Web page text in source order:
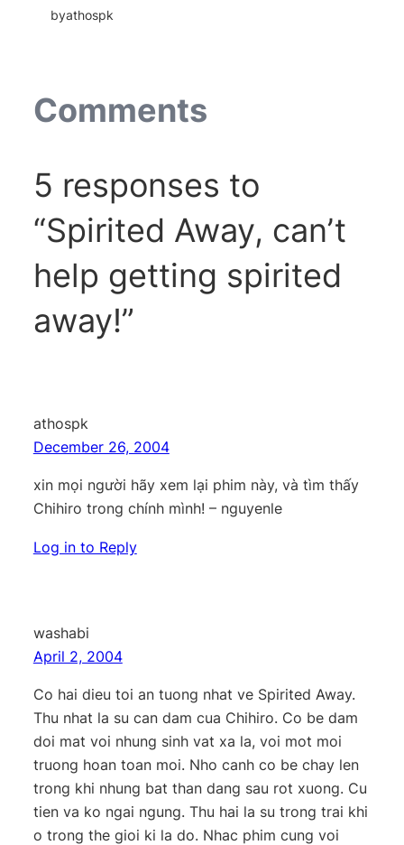
byathospk
Comments
5 responses to
“Spirited Away, can’t
help getting spirited
away!”
athospk
December 26, 2004
xin mọi người hãy xem lại phim này, và tìm thấy
Chihiro trong chính mình! – nguyenle
Log in to Reply
washabi
April 2, 2004
Co hai dieu toi an tuong nhat ve Spirited Away.
Thu nhat la su can dam cua Chihiro. Co be dam
doi mat voi nhung sinh vat xa la, voi mot moi
truong hoan toan moi. Nho canh co be chay len
trong khi nhung bat than dang sau rot xuong. Cu
tien va ko ngai ngung. Thu hai la su trong trai khi
o trong the gioi ki la do. Nhac phim cung voi